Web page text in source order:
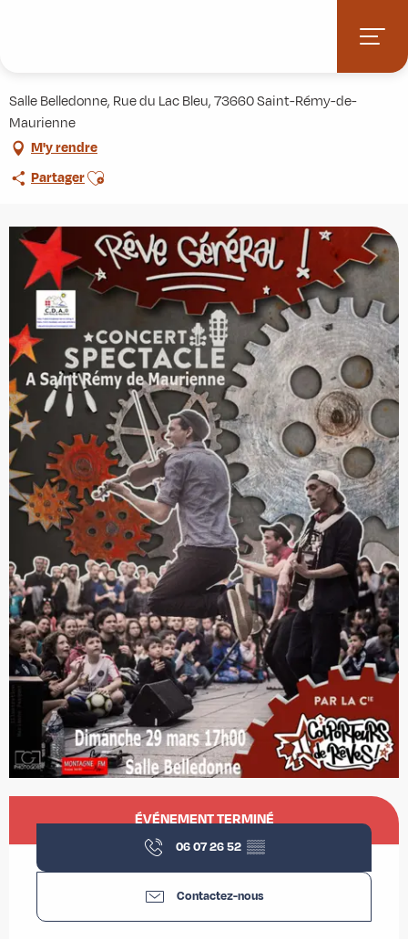
Salle Belledonne, Rue du Lac Bleu, 73660 Saint-Rémy-de-
Maurienne
M'y rendre
PartagerAjouter aux favoris
Ouverture et coordonnées
ÉVÉNEMENT TERMINÉ
06 07 26 52 ▒▒
Contactez-nous